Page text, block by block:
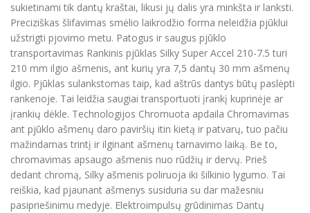
sukietinami tik dantų kraštai, likusi jų dalis yra minkšta ir lanksti.
Preciziškas šlifavimas smėlio laikrodžio forma neleidžia pjūklui
užstrigti pjovimo metu. Patogus ir saugus pjūklo
transportavimas Rankinis pjūklas Silky Super Accel 210-7.5 turi
210 mm ilgio ašmenis, ant kurių yra 7,5 dantų 30 mm ašmenų
ilgio. Pjūklas sulankstomas taip, kad aštrūs dantys būtų paslėpti
rankenoje. Tai leidžia saugiai transportuoti įrankį kuprinėje ar
įrankių dėkle. Technologijos Chromuota apdaila Chromavimas
ant pjūklo ašmenų daro paviršių itin kietą ir patvarų, tuo pačiu
mažindamas trintį ir ilginant ašmenų tarnavimo laiką. Be to,
chromavimas apsaugo ašmenis nuo rūdžių ir dervų. Prieš
dedant chromą, Silky ašmenis poliruoja iki šilkinio lygumo. Tai
reiškia, kad pjaunant ašmenys susiduria su dar mažesniu
pasipriešinimu medyje. Elektroimpulsų grūdinimas Dantų